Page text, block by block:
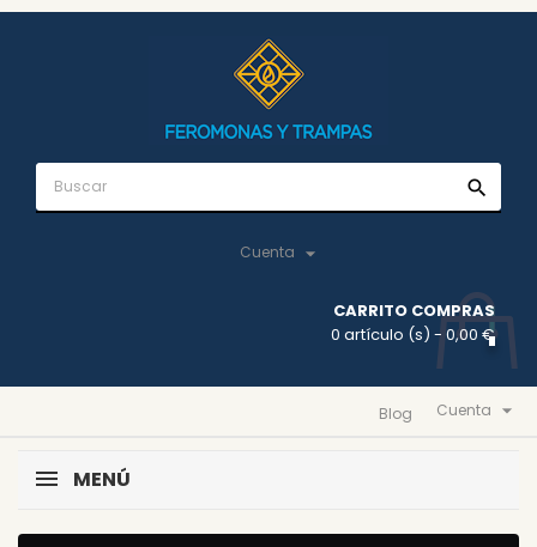
search
Cuenta 
CARRITO COMPRAS
0 artículo (s) - 0,00 €
Cuenta 
Blog
MENÚ